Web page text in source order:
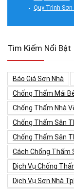
Quy Trình Sơn
Tìm Kiếm Nổi Bật
Báo Giá Sơn Nhà
Chống Thấm Mái
Chống Thấm Nhà
Chống Thấm Sân
Chống Thấm Sân
Cách Chống Thấm
Dịch Vụ Chống
Dịch Vụ Sơn Nhà